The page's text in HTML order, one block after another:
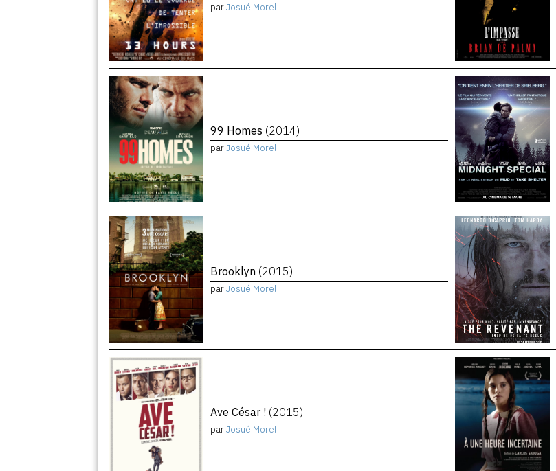
parJosué Morel
99 Homes (2014)
parJosué Morel
Brooklyn (2015)
parJosué Morel
Ave César ! (2015)
parJosué Morel